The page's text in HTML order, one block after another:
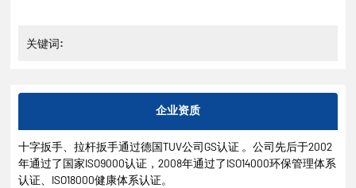
关键词:
企业资质
十字扳手、拉杆扳手通过德国TUV公司GS认证 。公司先后于2002
年通过了国家ISO9000认证，2008年通过了ISO14000环保管理体系
认证、ISO18000健康体系认证。